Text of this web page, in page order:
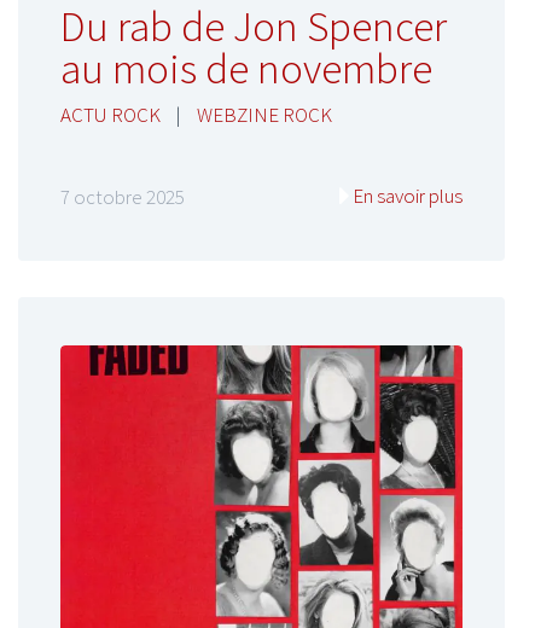
Du rab de Jon Spencer
au mois de novembre
ACTU ROCK | WEBZINE ROCK
7 octobre 2025 En savoir plus